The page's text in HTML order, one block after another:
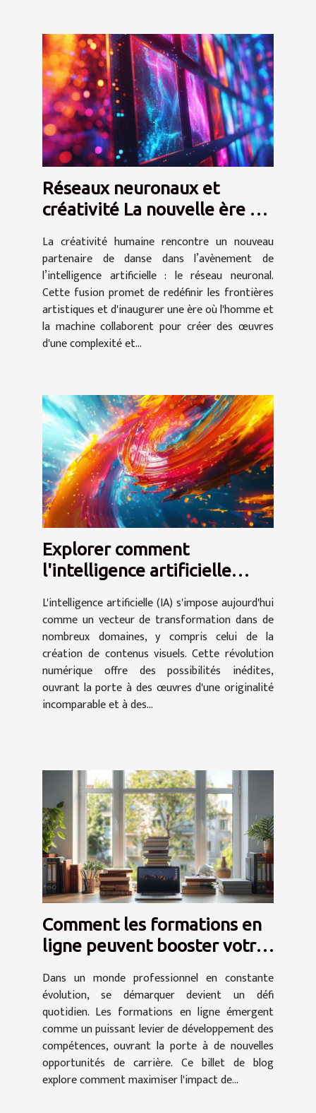
Réseaux neuronaux et
créativité La nouvelle ère de
artificielle
La créativité humaine rencontre un nouveau
partenaire de danse dans l’avènement de
l’intelligence artificielle : le réseau neuronal.
Cette fusion promet de redéfinir les frontières
artistiques et d'inaugurer une ère où l'homme et
la machine collaborent pour créer des œuvres
d'une complexité et...
Explorer comment
l'intelligence artificielle
contenus visuels
L'intelligence artificielle (IA) s'impose aujourd'hui
comme un vecteur de transformation dans de
nombreux domaines, y compris celui de la
création de contenus visuels. Cette révolution
numérique offre des possibilités inédites,
ouvrant la porte à des œuvres d'une originalité
incomparable et à des...
Comment les formations en
ligne peuvent booster votre
Dans un monde professionnel en constante
évolution, se démarquer devient un défi
quotidien. Les formations en ligne émergent
comme un puissant levier de développement des
compétences, ouvrant la porte à de nouvelles
opportunités de carrière. Ce billet de blog
explore comment maximiser l'impact de...